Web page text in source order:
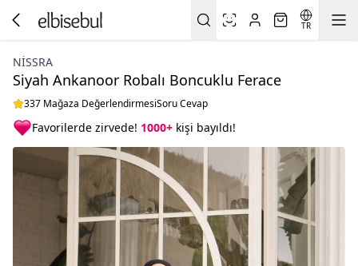
TR
NISSRA
Siyah Ankanoor Robalı Boncuklu Ferace
337 Mağaza DeğerlendirmesiSoru Cevap
Favorilerde zirvede! 1000+ kişi bayıldı!